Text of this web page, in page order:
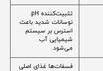
تثبیت‌کننده pH.
نوسانات شدید باعث
استرس بر سیستم
شیمیایی آب
می‌شود.
فسفات‌ها غذای اصلی